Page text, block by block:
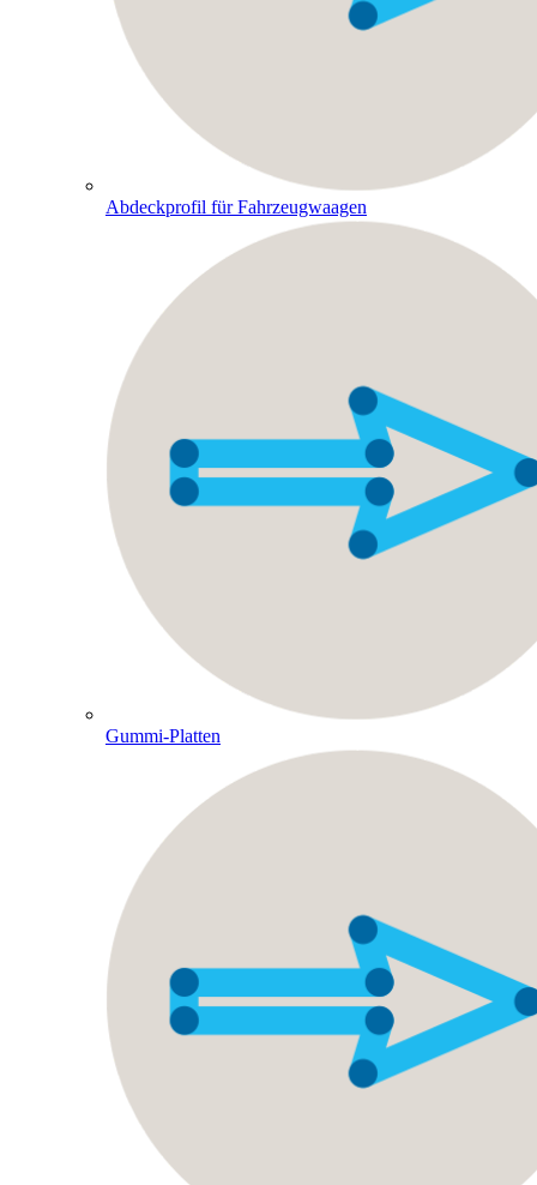
Abdeckprofil für Fahrzeugwaagen
Gummi-Platten